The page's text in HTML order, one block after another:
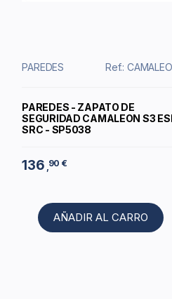
PAREDES Ref.:
PAREDES - ZAPATO DE
SEGURIDAD CAMALEON S3
SRC - SP5038
136 90 €
AÑADIR AL CARRO